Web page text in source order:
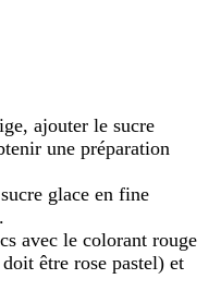
ajouter le sucre
une préparation
glace en fine
avec le colorant rouge
être rose pastel) et